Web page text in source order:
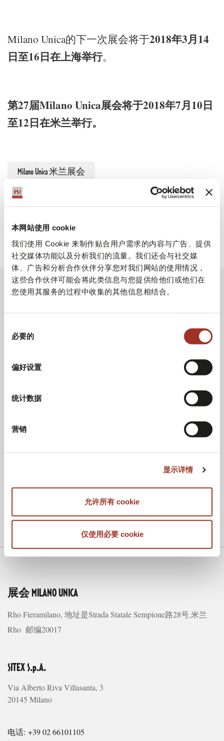
本网站使用 cookie
我们使用 Cookie 来制作贴合用户需求的内容与广告、提供
社交媒体功能以及分析我们的流量。我们还会与社交媒
体、广告和分析合作伙伴分享您对我们网站的使用情况，
这些合作伙伴可能会将此类信息与您提供给他们或他们在
您使用其服务的过程中收集的其他信息相结合。
必要的
偏好设置
统计数据
营销
显示详情
允许所有 cookie
仅使用必要 cookie
Milano Unica的下一次展会将于2018年3月 14
日至16 日在上海举行。
第27届Milano Unica展会将于2018年7 月 10 日
至12 日在米兰举行。
Milano Unica 米兰展会
展会 MILANO UNICA
Rho Fieramilano, 地址是Strada Statale Sempione路28号,米兰
Rho 邮编20017
SITEX S.p.A.
Via Alberto Riva Villasanta, 3
20145 Milano
电话: +39 02 66101105